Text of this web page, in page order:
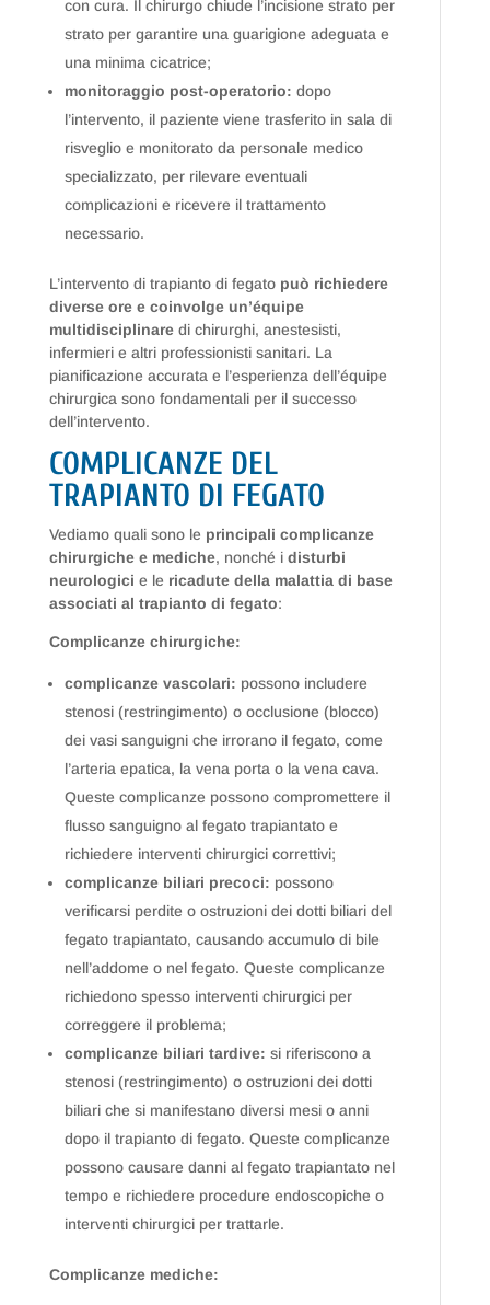
con cura. Il chirurgo chiude l’incisione strato per
strato per garantire una guarigione adeguata e
una minima cicatrice;
monitoraggio post-operatorio: dopo
l’intervento, il paziente viene trasferito in sala di
risveglio e monitorato da personale medico
specializzato, per rilevare eventuali
complicazioni e ricevere il trattamento
necessario.
L’intervento di trapianto di fegato può richiedere
diverse ore e coinvolge un’équipe
multidisciplinaredi chirurghi, anestesisti,
infermieri e altri professionisti sanitari. La
pianificazione accurata e l’esperienza dell’équipe
chirurgica sono fondamentali per il successo
dell’intervento.
COMPLICANZE DEL
TRAPIANTO DI FEGATO
Vediamo quali sono le principali complicanze
chirurgiche e mediche, nonché i disturbi
neurologici e le ricadute della malattia di base
associati al trapianto di fegato:
Complicanze chirurgiche:
complicanze vascolari: possono includere
stenosi (restringimento) o occlusione (blocco)
dei vasi sanguigni che irrorano il fegato, come
l’arteria epatica, la vena porta o la vena cava.
Queste complicanze possono compromettere il
flusso sanguigno al fegato trapiantato e
richiedere interventi chirurgici correttivi;
complicanze biliari precoci: possono
verificarsi perdite o ostruzioni dei dotti biliari del
fegato trapiantato, causando accumulo di bile
nell’addome o nel fegato. Queste complicanze
richiedono spesso interventi chirurgici per
correggere il problema;
complicanze biliari tardive: si riferiscono a
stenosi (restringimento) o ostruzioni dei dotti
biliari che si manifestano diversi mesi o anni
dopo il trapianto di fegato. Queste complicanze
possono causare danni al fegato trapiantato nel
tempo e richiedere procedure endoscopiche o
interventi chirurgici per trattarle.
Complicanze mediche: